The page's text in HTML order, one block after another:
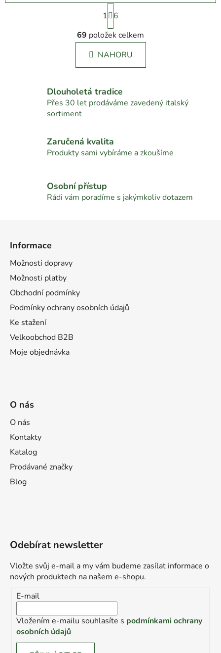
O
v
l
á
d
c
í
k
y
i
S
t
r
á
n
k
n
í
1
6
69 položek celkem
NAHORU
Dlouholetá tradice
Přes 30 let prodáváme zavedený italský
sortiment
Zaručená kvalita
Produkty sami vybíráme a zkoušíme
Osobní přístup
Rádi vám poradíme s jakýmkoliv dotazem
Informace
Možnosti dopravy
Možnosti platby
Obchodní podmínky
Podmínky ochrany osobních údajů
Ke stažení
Velkoobchod B2B
Moje objednávka
O nás
O nás
Kontakty
Katalog
Prodávané značky
Blog
Odebírat newsletter
Vložte svůj e-mail a my vám budeme zasílat informace o
nových produktech na našem e-shopu.
E-mail
Vložením e-mailu souhlasíte s podmínkami ochrany
osobních údajů